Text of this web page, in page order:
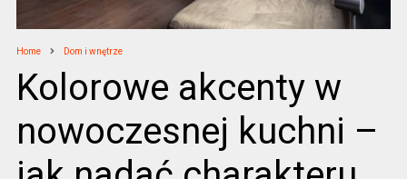
Home Dom i wnętrze
Kolorowe akcenty w
nowoczesnej kuchni –